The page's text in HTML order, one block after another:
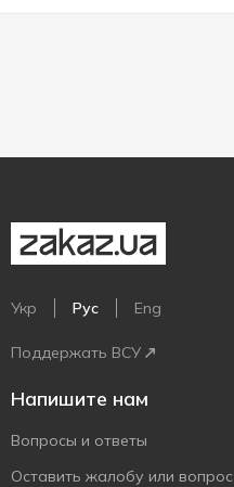
Укр Рус Eng
Поддержать ВСУ
Напишите нам
Вопросы и ответы
Оставить жалобу или вопрос